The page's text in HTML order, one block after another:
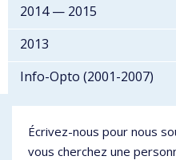
2014 — 2015
2013
Info-Opto (2001-2007)
Écrivez-nous pour nous
vous cherchez une